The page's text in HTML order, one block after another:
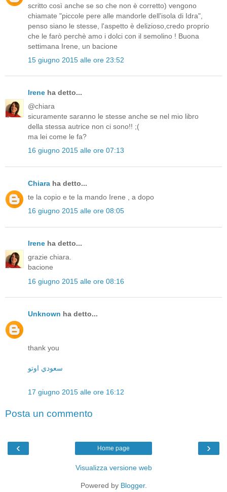
scritto così anche se so che non è corretto) vengono
chiamate "piccole pere alle mandorle dell'isola di Idra",
penso siano le stesse, l'aspetto è delizioso,credo proprio
che le farò perchè amo i dolci con il semolino ! Buona
settimana Irene, un bacione
15 giugno 2015 alle ore 23:52
Irene ha detto...
@chiara
sicuramente saranno le stesse anche se nel mio libro
della stessa autrice non ci sono!! ;(
ma lei come le fa?
16 giugno 2015 alle ore 07:13
Chiara ha detto...
te la copio e te la mando Irene , a dopo
16 giugno 2015 alle ore 08:05
Irene ha detto...
grazie chiara.
bacione
16 giugno 2015 alle ore 08:16
Unknown ha detto...
thank you
سعودي اوتو
17 giugno 2015 alle ore 16:12
Posta un commento
‹ ›
Home page
Visualizza versione web
Powered by Blogger.